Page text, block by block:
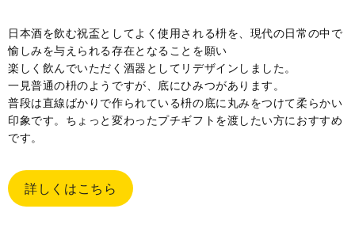
日本酒を飲む祝盃としてよく使用される枡を、現代の日常の中で
愉しみを与えられる存在となることを願い
楽しく飲んでいただく酒器としてリデザインしました。
一見普通の枡のようですが、底にひみつがあります。
普段は直線ばかりで作られている枡の底に丸みをつけて柔らかい
印象です。ちょっと変わったプチギフトを渡したい方におすすめ
です。
詳しくはこちら